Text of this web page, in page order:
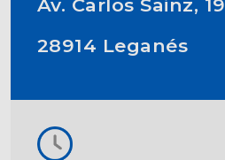
Av. Carlos Sainz, 19
28914 Leganés